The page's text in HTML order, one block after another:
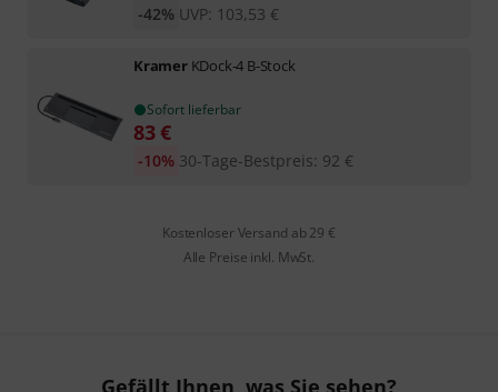
UVP: 103,53 €
-42%
Kramer KDock-4 B-Stock
Sofort lieferbar
83€
30-Tage-Bestpreis: 92 €
-10%
Kostenloser Versand ab 29 €
Alle Preise inkl. MwSt.
Gefällt Ihnen, was Sie sehen?